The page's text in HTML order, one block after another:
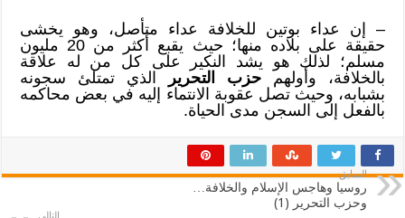
– إن عداء بوتين للخلافة عداء متأصل، وهو يخشى
حقيقة على بلاده منها؛ حيث يقبع أكثر من 20 مليون
مسلم؛ لذلك هو يشد النكير على كل من له علاقة
بالخلافة، وأولهمحزب التحرير
الذي تمتلئ سجونه
بشبابه، وحيث تصل عقوبة الانتماء إليه في بعض محاكمه
بالفعل إلى السجن مدى الحياة.
السابق
روسيا وهاجس الإسلام والخلافة…
وحزب التحرير (1)
التالي